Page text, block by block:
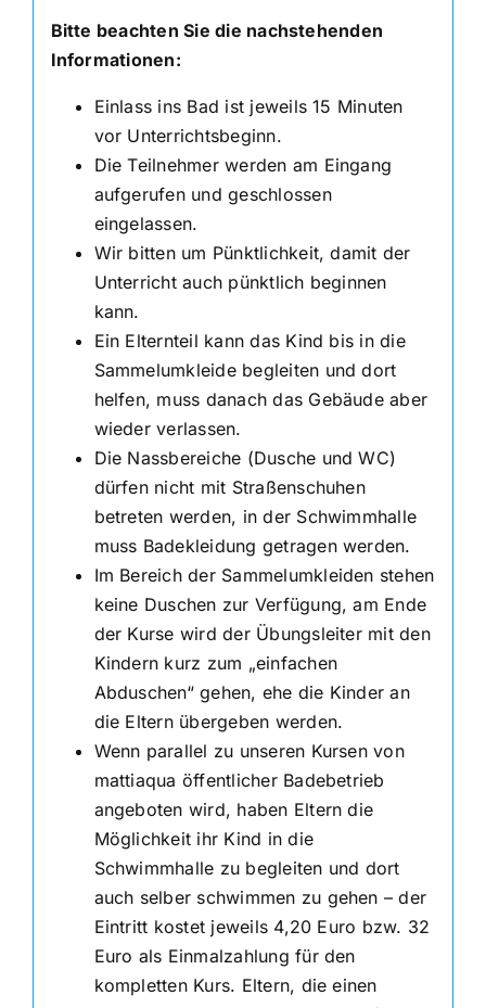
Bitte beachten Sie die nachstehenden
Informationen:
Einlass ins Bad ist jeweils 15 Minuten
vor Unterrichtsbeginn.
Die Teilnehmer werden am Eingang
aufgerufen und geschlossen
eingelassen.
Wir bitten um Pünktlichkeit, damit der
Unterricht auch pünktlich beginnen
kann.
Ein Elternteil kann das Kind bis in die
Sammelumkleide begleiten und dort
helfen, muss danach das Gebäude aber
wieder verlassen.
Die Nassbereiche (Dusche und WC)
dürfen nicht mit Straßenschuhen
betreten werden, in der Schwimmhalle
muss Badekleidung getragen werden.
Im Bereich der Sammelumkleiden stehen
keine Duschen zur Verfügung, am Ende
der Kurse wird der Übungsleiter mit den
Kindern kurz zum „einfachen
Abduschen“ gehen, ehe die Kinder an
die Eltern übergeben werden.
Wenn parallel zu unseren Kursen von
mattiaqua öffentlicher Badebetrieb
angeboten wird, haben Eltern die
Möglichkeit ihr Kind in die
Schwimmhalle zu begleiten und dort
auch selber schwimmen zu gehen – der
Eintritt kostet jeweils 4,20 Euro bzw. 32
Euro als Einmalzahlung für den
kompletten Kurs. Eltern, die einen